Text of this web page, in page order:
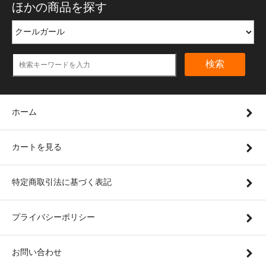
ほかの商品を探す
検索
ホーム
カートを見る
特定商取引法に基づく表記
プライバシーポリシー
お問い合わせ